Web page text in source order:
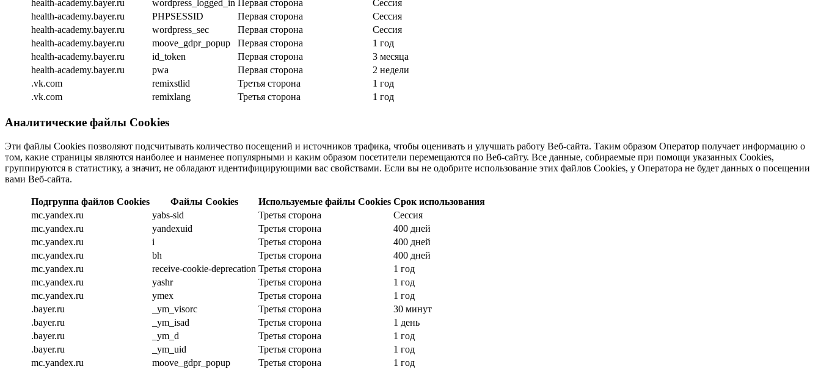
health-academy.bayer.ru
wordpress_logged_in Первая сторона
Сессия
health-academy.bayer.ru
PHPSESSID Первая сторона
Сессия
health-academy.bayer.ru
wordpress_sec Первая сторона
Сессия
health-academy.bayer.ru
moove_gdpr_popup Первая сторона
1 год
health-academy.bayer.ru
id_token Первая сторона
3 месяца
health-academy.bayer.ru
pwa Первая сторона
2 недели
.vk.com
remixstlid Третья сторона
1 год
.vk.com
remixlang Третья сторона 1 год
Аналитические файлы Cookies
Эти файлы Cookies позволяют подсчитывать количество посещений и источников трафика, чтобы оценивать и улучшать работу Веб-сайта. Таким образом Оператор получает информацию о
том, какие страницы являются наиболее и наименее популярными и каким образом посетители перемещаются по Веб-сайту. Все данные, собираемые при помощи указанных Cookies,
группируются в статистику, а значит, не обладают идентифицирующими вас свойствами. Если вы не одобрите использование этих файлов Cookies, у Оператора не будет данных о посещении
вами Веб-сайта.
Подгруппа файлов Cookies Файлы Cookies Используемые файлы Cookies Срок использования
mc.yandex.ru
yabs-sid Третья сторона
Сессия
mc.yandex.ru
yandexuid Третья сторона
400 дней
mc.yandex.ru
i Третья сторона
400 дней
mc.yandex.ru
bh Третья сторона
400 дней
mc.yandex.ru
receive-cookie-deprecation Третья сторона
1 год
mc.yandex.ru
yashr Третья сторона
1 год
mc.yandex.ru
ymex Третья сторона
1 год
.bayer.ru
_ym_visorc Третья сторона
30 минут
.bayer.ru
_ym_isad Третья сторона
1 день
.bayer.ru
_ym_d Третья сторона
1 год
.bayer.ru
_ym_uid Третья сторона
1 год
mc.yandex.ru
moove_gdpr_popup Третья сторона 1 год